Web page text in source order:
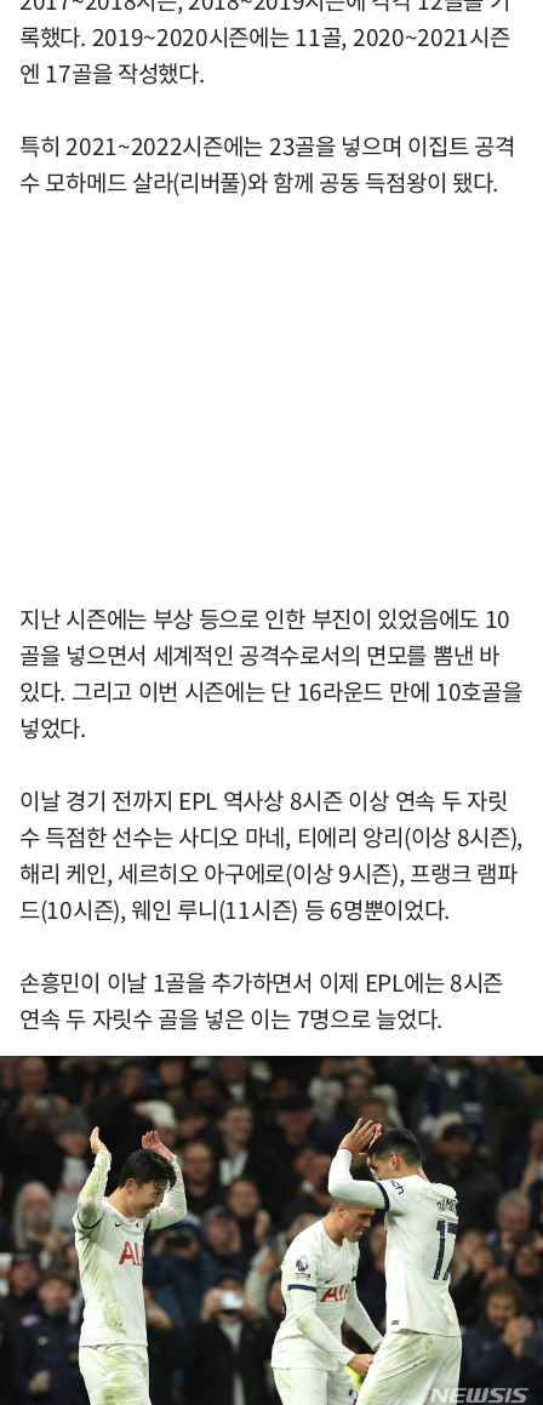
록했다. 2019~2020시즌에는 11골, 2020~2021시즌
엔 17골을 작성했다.
특히 2021~2022시즌에는 23골을 넣으며 이집트 공격
수 모하메드 살라(리버풀)와 함께 공동 득점왕이 됐다.
지난 시즌에는 부상 등으로 인한 부진이 있었음에도 10
골을 넣으면서 세계적인 공격수로서의 면모를 뽐낸 바
있다. 그리고 이번 시즌에는 단 16라운드 만에 10호골을
넣었다.
이날 경기 전까지 EPL 역사상 8시즌 이상 연속 두 자릿
수 득점한 선수는 사디오 마네, 티에리 앙리(이상 8시즌),
해리 케인, 세르히오 아구에로(이상 9시즌), 프랭크 램파
드(10시즌), 웨인 루니(11시즌) 등 6명뿐이었다.
손흥민이 이날 1골을 추가하면서 이제 EPL에는 8시즌
연속 두 자릿수 골을 넣은 이는 7명으로 늘었다.